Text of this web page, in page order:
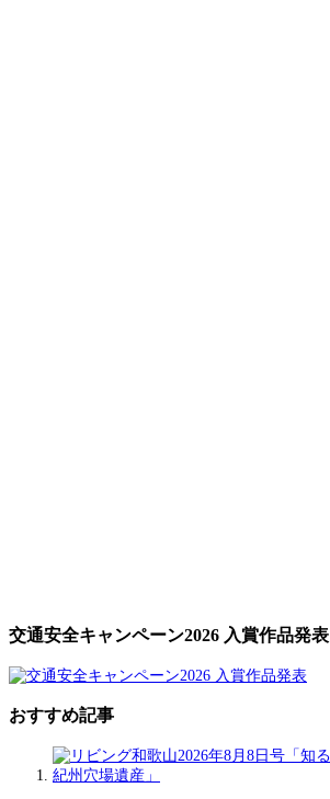
交通安全キャンペーン2026 入賞作品発表
おすすめ記事